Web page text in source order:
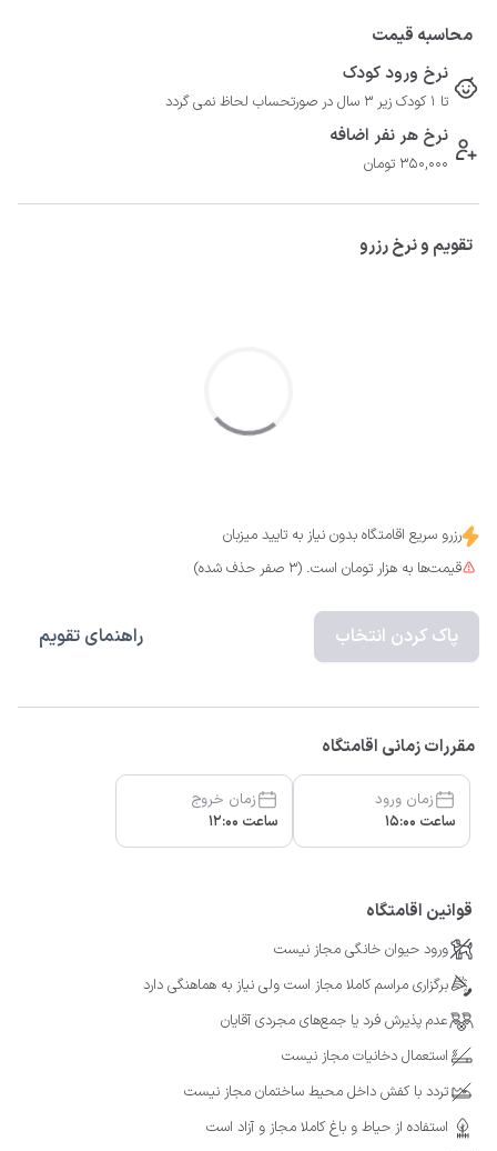
محاسبه قیمت
نرخ ورود کودک
تا 1 کودک زیر 3 سال در صورتحساب لحاظ نمی گردد
نرخ هر نفر اضافه
350,000 تومان
تقویم و نرخ رزرو
رزرو سریع اقامتگاه بدون نیاز به تایید میزبان
قیمت‌ها به هزار تومان است. (3 صفر حذف شده)
پاک کردن انتخاب راهنمای تقویم
مقررات زمانی اقامتگاه
زمان ورود
ساعت 15:00
زمان خروج
ساعت 12:00
قوانین اقامتگاه
ورود حیوان خانگی مجاز نیست
برگزاری مراسم کاملا مجاز است ولی نیاز به هماهنگی دارد
عدم پذیرش فرد یا جمع‌های مجردی آقایان
استعمال دخانیات مجاز نیست
تردد با کفش داخل محیط ساختمان مجاز نیست
استفاده از حیاط و باغ کاملا مجاز و آزاد است